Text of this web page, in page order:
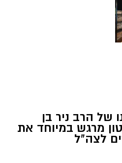
של הרב ניר בן
מרגש במיוחד את
לצה"ל